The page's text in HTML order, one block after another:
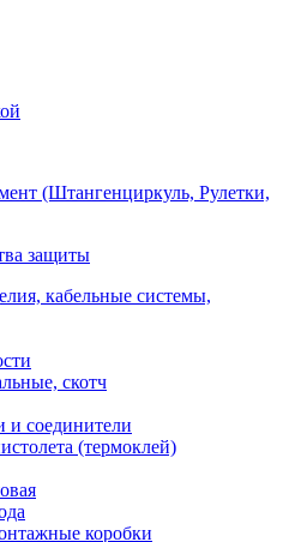
(Штангенциркуль, Рулетки,
защиты
кабельные системы,
скотч
и соединители
(термоклей)
коробки